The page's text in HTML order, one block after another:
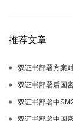
推荐文章
双证书部署方案
双证书部署后国
双证书部署中
双证书部署中国